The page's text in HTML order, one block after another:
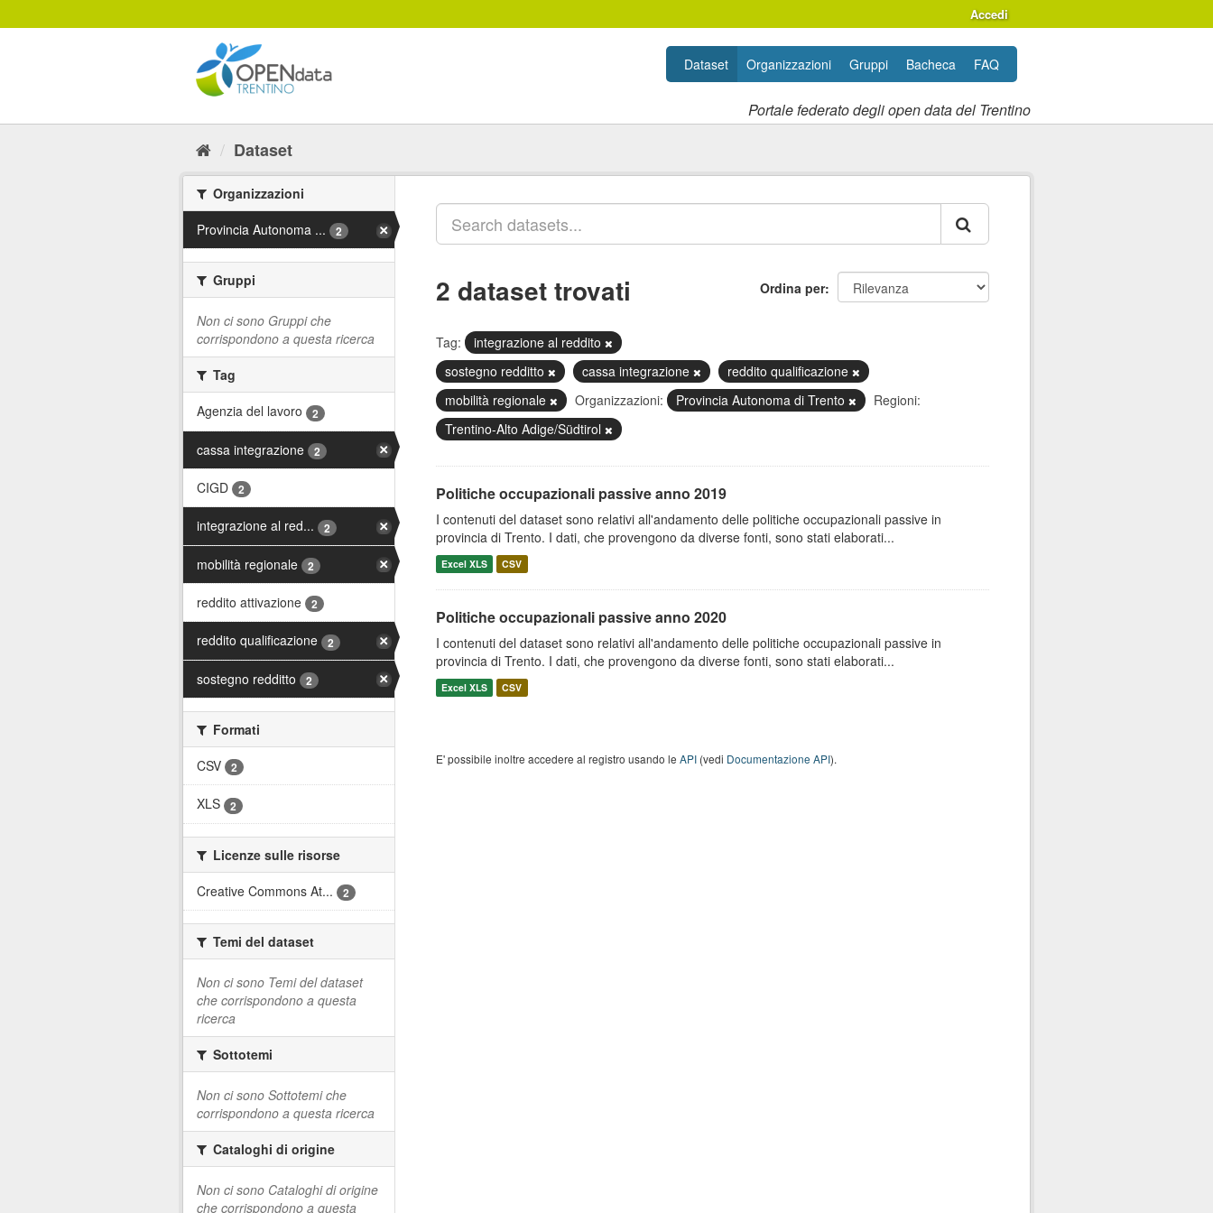
al
Accedi
Portale federato degli open data del Trentino
Dataset Organizzazioni Gruppi Bacheca FAQ
Dataset
Organizzazioni
Provincia Autonoma ...
2
Gruppi
Non ci sono Gruppi che
corrispondono a questa ricerca
Tag
Agenzia del lavoro
2
cassa integrazione 2
CIGD 2
integrazione al red... 2
mobilità regionale 2
reddito attivazione 2
reddito qualificazione 2
sostegno redditto 2
Formati
CSV
2
XLS 2
Licenze sulle risorse
Creative Commons At...
2
Temi del dataset
Non ci sono Temi del dataset
che corrispondono a questa
ricerca
Sottotemi
Non ci sono Sottotemi che
corrispondono a questa ricerca
Cataloghi di origine
Non ci sono Cataloghi di origine
che corrispondono a questa
Ordina per
2 dataset trovati
Tag:
integrazione al reddito
sostegno redditto
cassa integrazione
reddito qualificazione
mobilità regionale
Organizzazioni: Provincia Autonoma di Trento
Regioni:
Trentino-Alto Adige/Südtirol
Politiche occupazionali passive anno 2019
I contenuti del dataset sono relativi all'andamento delle politiche occupazionali passive in
provincia di Trento. I dati, che provengono da diverse fonti, sono stati elaborati...
Excel XLS CSV
Politiche occupazionali passive anno 2020
I contenuti del dataset sono relativi all'andamento delle politiche occupazionali passive in
provincia di Trento. I dati, che provengono da diverse fonti, sono stati elaborati...
Excel XLS CSV
E' possibile inoltre accedere al registro usando le API(vedi Documentazione API).